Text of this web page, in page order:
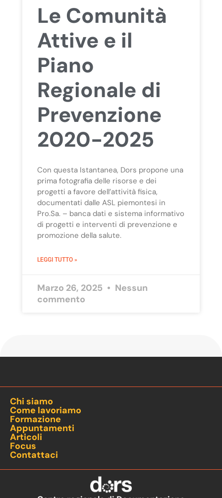
Le Comunità
Attive e il
Piano
Regionale di
Prevenzione
2020-2025
Con questa Istantanea, Dors propone una
prima fotografia delle risorse e dei
progetti a favore dell’attività fisica,
documentati dalle ASL piemontesi in
Pro.Sa. – banca dati e sistema informativo
di progetti e interventi di prevenzione e
promozione della salute.
LEGGI TUTTO »
Marzo 26, 2025
Nessun
commento
Chi siamo
Come lavoriamo
Formazione
Appuntamenti
Articoli
Focus
Contattaci